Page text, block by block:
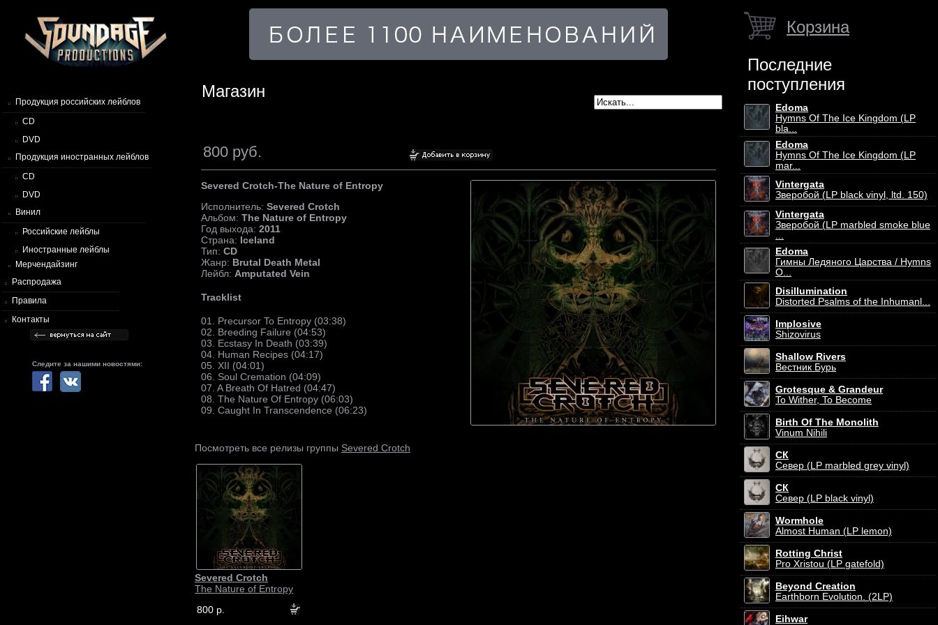
Продукция российских лейблов
CD
DVD
Продукция иностранных лейблов
CD
DVD
Винил
Российские лейблы
Иностранные лейблы
Мерчендайзинг
Распродажа
Правила
Контакты
Следите за нашими новостями:
Магазин
800 руб.
Severed Crotch-The Nature of Entropy
Исполнитель: Severed Crotch
Альбом: The Nature of Entropy
Год выхода: 2011
Страна: Iceland
Тип: CD
Жанр: Brutal Death Metal
Лейбл: Amputated Vein
Tracklist
01. Precursor To Entropy (03:38)
02. Breeding Failure (04:53)
03. Ecstasy In Death (03:39)
04. Human Recipes (04:17)
05. XII (04:01)
06. Soul Cremation (04:09)
07. A Breath Of Hatred (04:47)
08. The Nature Of Entropy (06:03)
09. Caught In Transcendence (06:23)
Посмотреть все релизы группы Severed Crotch
Severed Crotch
The Nature of Entropy
800 р.
Корзина
Последние
поступления
Edoma
Hymns Of The Ice Kingdom (LP
bla...
Edoma
Hymns Of The Ice Kingdom (LP
mar...
Vintergata
Зверобой (LP black vinyl, ltd. 150)
Vintergata
Зверобой (LP marbled smoke blue
...
Edoma
Гимны Ледяного Царства / Hymns
O...
Disillumination
Distorted Psalms of the Inhumanl...
Implosive
Shizovirus
Shallow Rivers
Вестник Бурь
Grotesque & Grandeur
To Wither, To Become
Birth Of The Monolith
Vinum Nihili
СК
Север (LP marbled grey vinyl)
СК
Север (LP black vinyl)
Wormhole
Almost Human (LP lemon)
Rotting Christ
Pro Xristou (LP gatefold)
Beyond Creation
Earthborn Evolution. (2LP)
Eihwar